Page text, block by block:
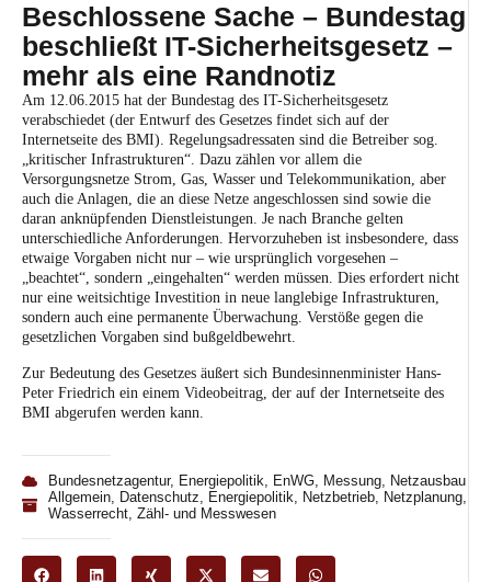
Beschlossene Sache – Bundestag
beschließt IT-Sicherheitsgesetz –
mehr als eine Randnotiz
Am 12.06.2015 hat der Bundestag des IT-Sicherheitsgesetz
verabschiedet (der Entwurf des Gesetzes findet sich auf der
Internetseite des BMI). Regelungsadressaten sind die Betreiber sog.
„kritischer Infrastrukturen“. Dazu zählen vor allem die
Versorgungsnetze Strom, Gas, Wasser und Telekommunikation, aber
auch die Anlagen, die an diese Netze angeschlossen sind sowie die
daran anknüpfenden Dienstleistungen. Je nach Branche gelten
unterschiedliche Anforderungen. Hervorzuheben ist insbesondere, dass
etwaige Vorgaben nicht nur – wie ursprünglich vorgesehen –
„beachtet“, sondern „eingehalten“ werden müssen. Dies erfordert nicht
nur eine weitsichtige Investition in neue langlebige Infrastrukturen,
sondern auch eine permanente Überwachung. Verstöße gegen die
gesetzlichen Vorgaben sind bußgeldbewehrt.
Zur Bedeutung des Gesetzes äußert sich Bundesinnenminister Hans-
Peter Friedrich ein einem Videobeitrag , der auf der Internetseite des
BMI abgerufen werden kann.
Bundesnetzagentur, Energiepolitik, EnWG, Messung, Netzausbau
Allgemein, Datenschutz, Energiepolitik, Netzbetrieb, Netzplanung,
Wasserrecht, Zähl- und Messwesen